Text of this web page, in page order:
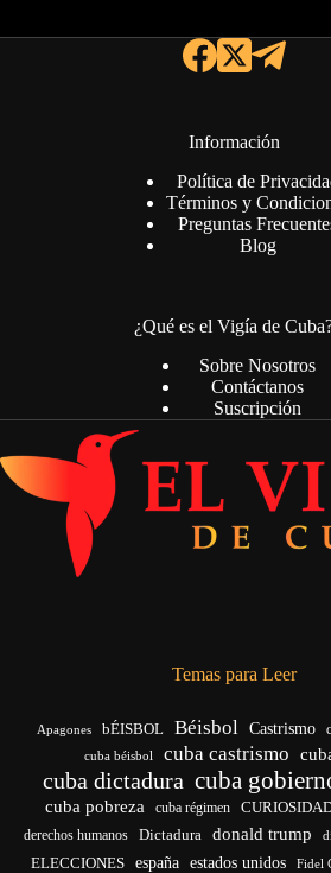
Información
Política de
Términos y
Preguntas
Blog
¿Qué es el Vigía de
Sobre Nosotros
Contáctanos
Suscripción
Temas para Leer
Apagones bÉISBOL Béisbol Castrismo
cuba béisbol cuba castrismo
cuba dictadura cuba
cuba pobreza cuba régimen
derechos humanos Dictadura donald trump
ELECCIONES españa estados unidos Fidel